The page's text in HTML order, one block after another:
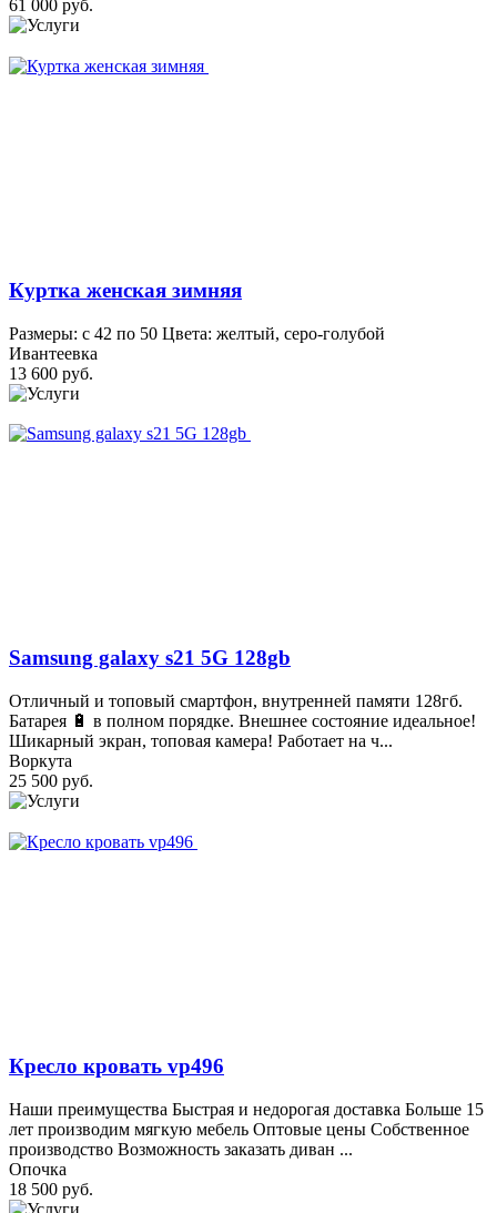
61 000 руб.
Куртка женская зимняя
Размеры: с 42 по 50 Цвета: желтый, серо-голубой
Ивантеевка
13 600 руб.
Samsung galaxy s21 5G 128gb
Отличный и топовый смартфон, внутренней памяти 128гб.
Батарея 🔋 в полном порядке. Внешнее состояние идеальное!
Шикарный экран, топовая камера! Работает на ч...
Воркута
25 500 руб.
Кресло кровать vp496
Наши преимущества Быстрая и недорогая доставка Больше 15
лет производим мягкую мебель Оптовые цены Собственное
производство Возможность заказать диван ...
Опочка
18 500 руб.